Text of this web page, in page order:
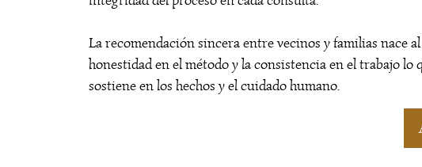
La recomendación sincera entre vecinos y familias nace
honestidad en el método y la consistencia en el trabajo
sostiene en los hechos y el cuidado humano.